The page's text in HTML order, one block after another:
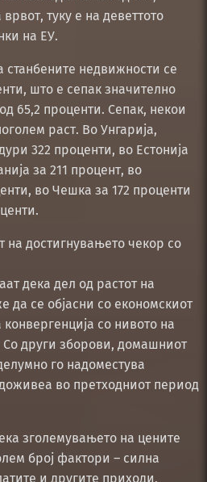
туку е на деветтото
на ЕУ.
станбените недвижности се
што е сепак значително
65,2 проценти. Сепак, некои
раст. Во Унгарија,
322 проценти, во Естонија
за 211 процент, во
во Чешка за 172 проценти
на достигнувањето чекор со
дека дел од растот на
да се објасни со економскиот
со нивото на
Со други зборови, домашниот
го надоместува
во претходниот период
зголемувањето на цените
број фактори – силна
и другите приходи,